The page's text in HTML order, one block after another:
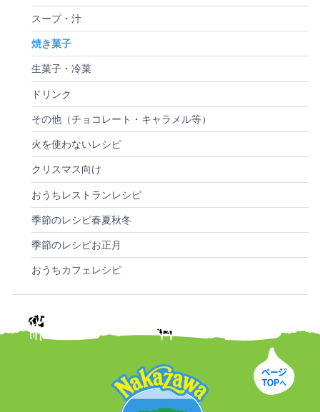
スープ・汁
焼き菓子
生菓子・冷菓
ドリンク
その他（チョコレート・キャラメル等）
火を使わないレシピ
クリスマス向け
おうちレストランレシピ
季節のレシピ春夏秋冬
季節のレシピお正月
おうちカフェレシピ